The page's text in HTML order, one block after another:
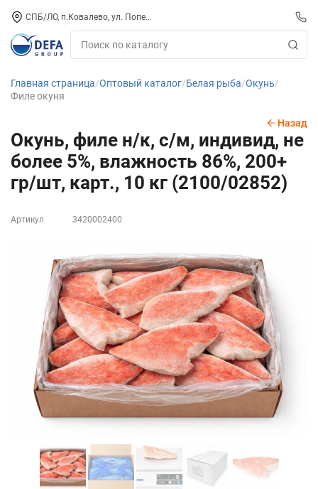
СПБ/ЛО, п.Ковалево, ул. Поперечная, д. 15, СК «ПИРС» («МОРОЗКО»)
Главная страница Оптовый каталог Белая рыба Окунь
Филе окуня
Окунь, филе н/к, с/м, индивид, не
более 5%, влажность 86%, 200+
гр/шт, карт., 10 кг (2100/02852)
Назад
Артикул 3420002400